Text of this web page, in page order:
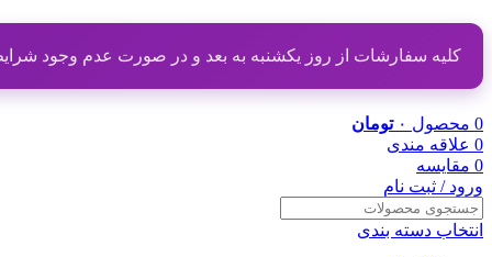
کلیه سفارشات از روز یکشنبه به بعد و در صورت عدم وجود شرایط مناسب از تاریخ ۲۰
0 محصول ۰ تومان
0 علاقه مندی
0 مقایسه
ورود / ثبت نام
انتخاب دسته بندی